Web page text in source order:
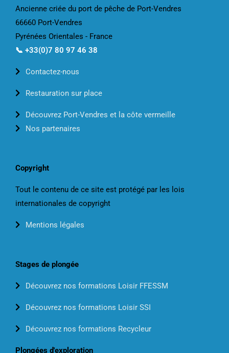
Ancienne criée du port de pêche de Port-Vendres
66660 Port-Vendres
Pyrénées Orientales - France
📞 +33(0)7 80 97 46 38
Contactez-nous
Restauration sur place
Découvrez Port-Vendres et la côte vermeille
Nos partenaires
Copyright
Tout le contenu de ce site est protégé par les lois
internationales de copyright
Mentions légales
Stages de plongée
Découvrez nos formations Loisir FFESSM
Découvrez nos formations Loisir SSI
Découvrez nos formations Recycleur
Plongées d'exploration